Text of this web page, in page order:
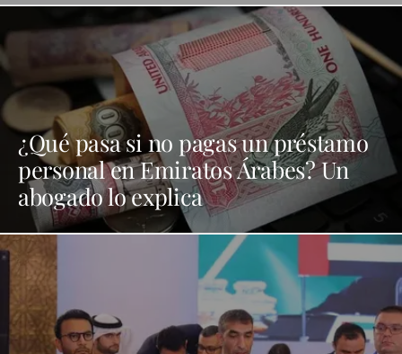
¿Qué pasa si no pagas un préstamo
personal en Emiratos Árabes? Un
abogado lo explica